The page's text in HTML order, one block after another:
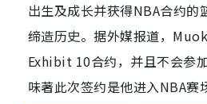
出生及成长并获得NBA合约的
缔造历史。据外媒报道，
Exhibit 10合约，并且不会参
味著此次签约是他进入NBA赛